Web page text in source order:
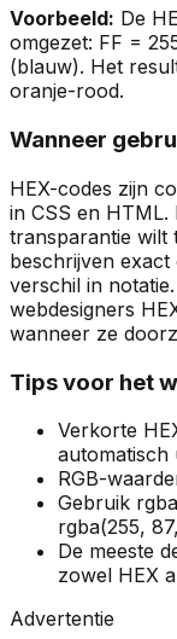
Voorbeeld: De
omgezet: FF =
(blauw). Het
oranje-rood.
Wanneer
HEX-codes zijn
in CSS en HTML.
transparantie wilt
beschrijven
verschil in
webdesigners
wanneer ze
Tips voor het
Verkorte
automatisch
RGB-
Gebruik
rgba(255,
De meeste
zowel HEX
Advertentie